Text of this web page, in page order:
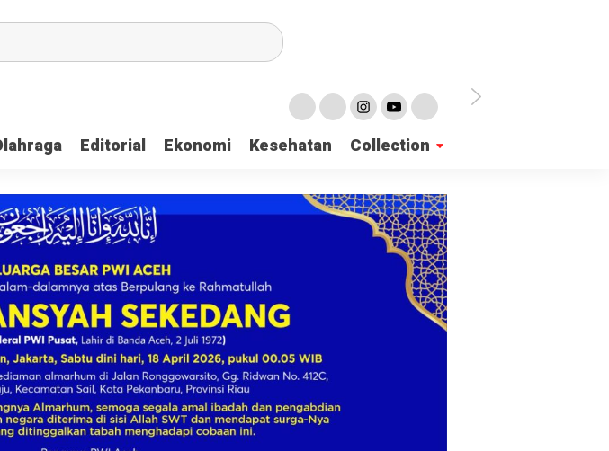
Editorial Ekonomi Kesehatan Collection
Jaya Bahas Penguatan Kemandirian Dayah
Sortir, Panwaslih Aceh Jaya Temukan 137 Surat Suara Rusak